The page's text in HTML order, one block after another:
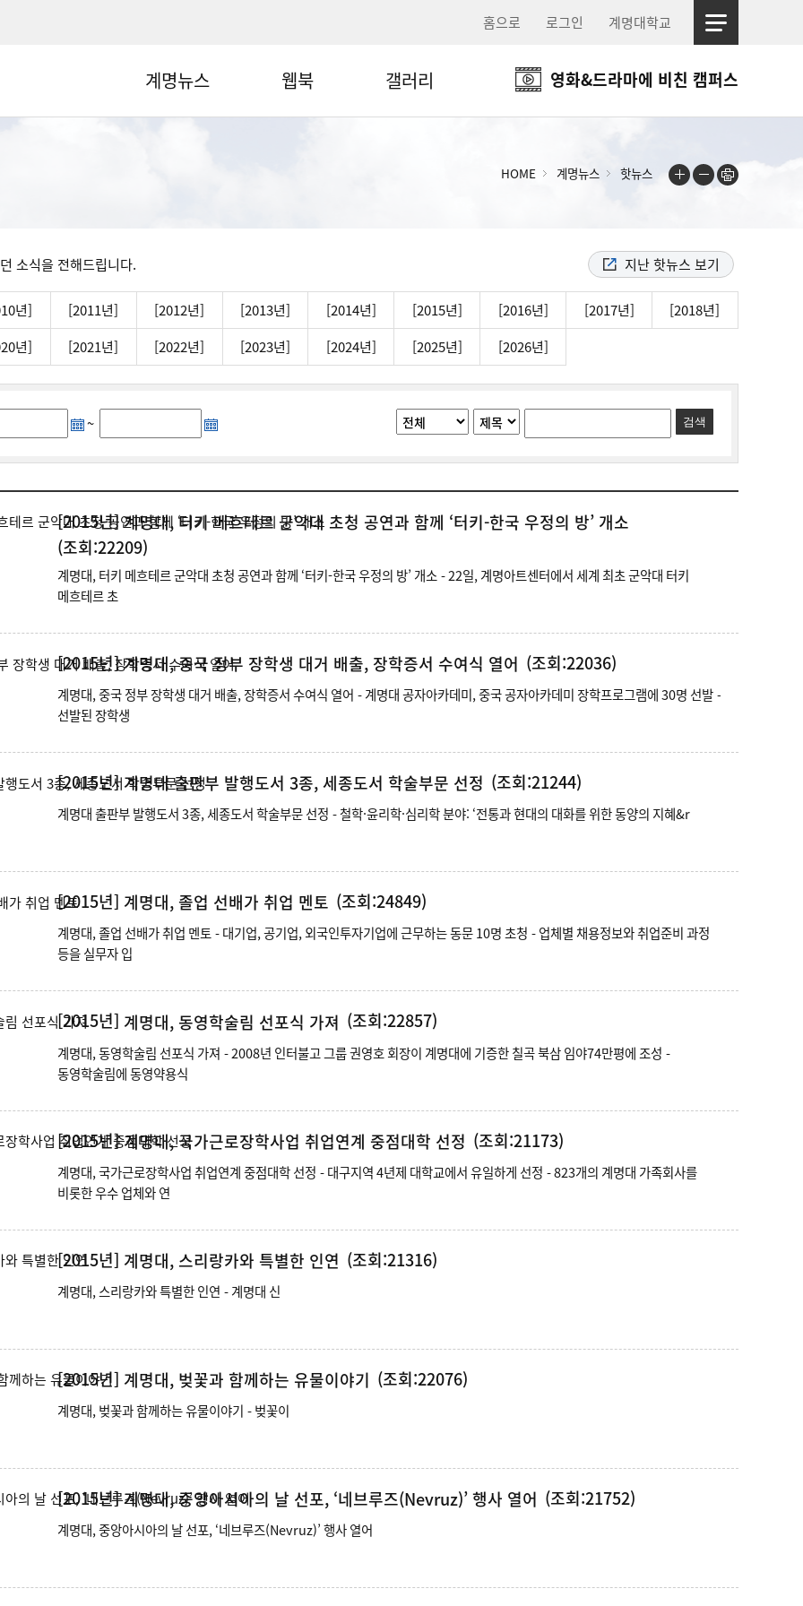
홈으로 로그인 계명대학교
계명뉴스 웹북 갤러리 영화&드라마에 비친 캠퍼스
HOME 계명뉴스 핫뉴스
소식을 전해드립니다. 지난 핫뉴스 보기
년] [2011년] [2012년] [2013년] [2014년] [2015년] [2016년] [2017년]
[2018년]
년]
[2021년] [2022년] [2023년] [2024년] [2025년] [2026년]
~ 검색
[2015년]계명대, 터키 메흐테르 군악대 초청 공연과 함께 ‘터키-한국 우정의 방’ 개소
(조회:22209)
계명대, 터키 메흐테르 군악대 초청 공연과 함께 ‘터키-한국 우정의 방’ 개소 - 22일, 계명아트센터에서 세계 최초 군악대 터키
메흐테르 초
[2015년]계명대, 중국 정부 장학생 대거 배출, 장학증서 수여식 열어 (조회:22036)
계명대, 중국 정부 장학생 대거 배출, 장학증서 수여식 열어 - 계명대 공자아카데미, 중국 공자아카데미 장학프로그램에 30명 선발 -
선발된 장학생
[2015년]계명대 출판부 발행도서 3종, 세종도서 학술부문 선정 (조회:21244)
계명대 출판부 발행도서 3종, 세종도서 학술부문 선정 - 철학·윤리학·심리학 분야: ‘전통과 현대의 대화를 위한 동양의 지혜&r
[2015년] 계명대, 졸업 선배가 취업 멘토 (조회:24849)
계명대, 졸업 선배가 취업 멘토 - 대기업, 공기업, 외국인투자기업에 근무하는 동문 10명 초청 - 업체별 채용정보와 취업준비 과정
등을 실무자 입
[2015년] 계명대, 동영학술림 선포식 가져 (조회:22857)
계명대, 동영학술림 선포식 가져 - 2008년 인터불고 그룹 권영호 회장이 계명대에 기증한 칠곡 북삼 임야74만평에 조성 -
동영학술림에 동영약용식
[2015년]계명대, 국가근로장학사업 취업연계 중점대학 선정 (조회:21173)
계명대, 국가근로장학사업 취업연계 중점대학 선정 - 대구지역 4년제 대학교에서 유일하게 선정 - 823개의 계명대 가족회사를
비롯한 우수 업체와 연
[2015년] 계명대, 스리랑카와 특별한 인연 (조회:21316)
계명대, 스리랑카와 특별한 인연 - 계명대 신
[2015년] 계명대, 벚꽃과 함께하는 유물이야기 (조회:22076)
계명대, 벚꽃과 함께하는 유물이야기 - 벚꽃이
[2015년]계명대, 중앙아시아의 날 선포, ‘네브루즈(Nevruz)’ 행사 열어 (조회:21752)
계명대, 중앙아시아의 날 선포, ‘네브루즈(Nevruz)’ 행사 열어